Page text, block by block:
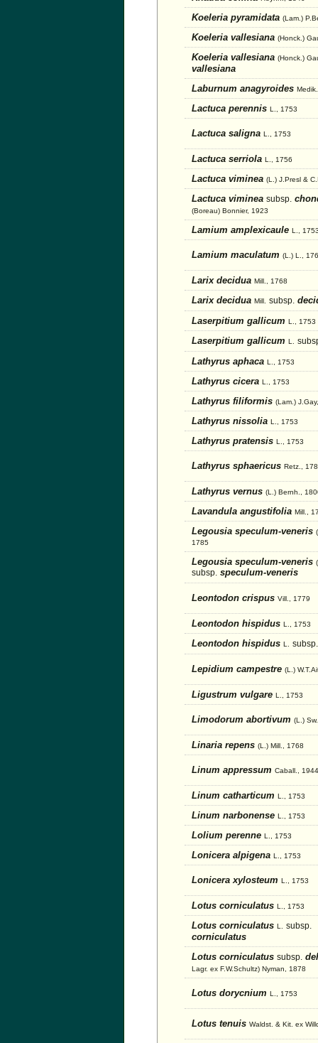
Koeleria pyramidata (Lam.)
Koeleria vallesiana (Honck.)
Koeleria vallesiana (Honck.)
vallesiana
Laburnum anagyroides
Lactuca perennis L., 1753
Lactuca saligna L., 1753
Lactuca serriola L., 1756
Lactuca viminea (L.) J.Presl &
Lactuca viminea subsp.
(Boreau) Bonnier, 1923
Lamium amplexicaule L.,
Lamium maculatum (L.) L.,
Larix decidua Mill., 1768
Larix decidua Mill. subsp.
Laserpitium gallicum L., 1753
Laserpitium gallicum L.
Lathyrus aphaca L., 1753
Lathyrus cicera L., 1753
Lathyrus filiformis (Lam.)
Lathyrus nissolia L., 1753
Lathyrus pratensis L., 1753
Lathyrus sphaericus Retz.,
Lathyrus vernus (L.) Bernh.,
Lavandula angustifolia Mill.,
Legousia speculum-veneris
1785
Legousia speculum-veneris
subsp.speculum-veneris
Leontodon crispus Vill., 1779
Leontodon hispidus L., 1753
Leontodon hispidus L. subsp.
Lepidium campestre (L.)
Ligustrum vulgare L., 1753
Limodorum abortivum (L.)
Linaria repens (L.) Mill., 1768
Linum appressum Caball., 1944
Linum catharticum L., 1753
Linum narbonense L., 1753
Lolium perenne L., 1753
Lonicera alpigena L., 1753
Lonicera xylosteum L., 1753
Lotus corniculatus L., 1753
Lotus corniculatus L. subsp.
corniculatus
Lotus corniculatus subsp.
Lagr. ex F.W.Schultz) Nyman, 1878
Lotus dorycnium L., 1753
Lotus tenuis Waldst. & Kit. ex